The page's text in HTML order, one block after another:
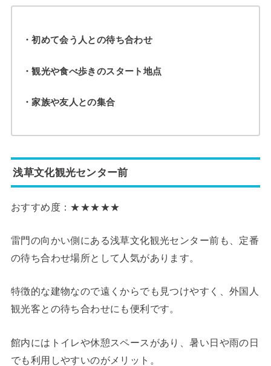
・初めて会う人との待ち合わせ
・観光や食べ歩きのスタート地点
・家族や友人との集合
浅草文化観光センター前
おすすめ度：★★★★★
雷門の向かい側にある浅草文化観光センター前も、定番
の待ち合わせ場所として人気があります。
特徴的な建物なので遠くからでも見つけやすく、外国人
観光客との待ち合わせにも便利です。
館内にはトイレや休憩スペースがあり、暑い日や雨の日
でも利用しやすいのがメリット。